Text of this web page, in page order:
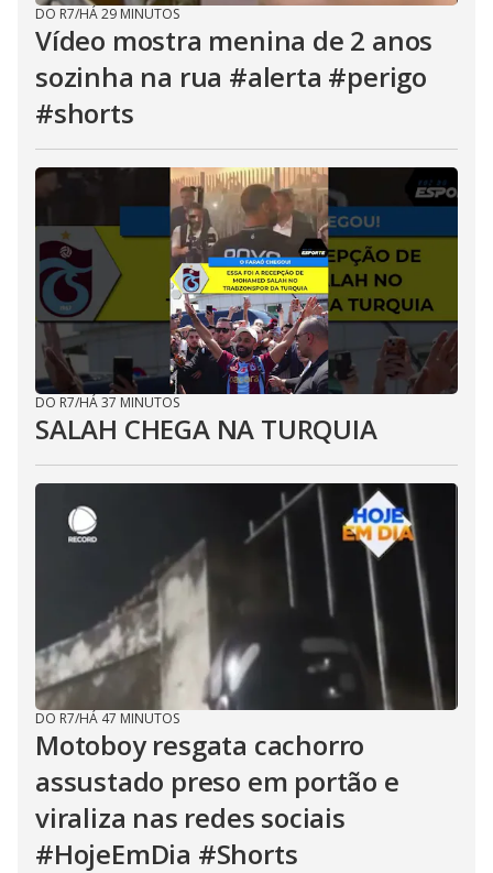
DO R7/HÁ 29 MINUTOS
Vídeo mostra menina de 2 anos
sozinha na rua #alerta #perigo
#shorts
DO R7/HÁ 37 MINUTOS
SALAH CHEGA NA TURQUIA
DO R7/HÁ 47 MINUTOS
Motoboy resgata cachorro
assustado preso em portão e
viraliza nas redes sociais
#HojeEmDia #Shorts